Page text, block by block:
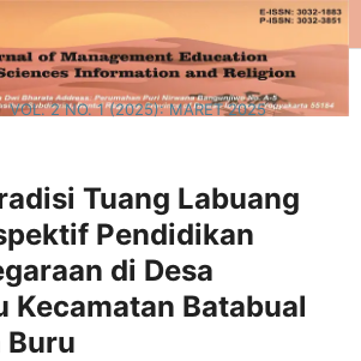
VOL. 2 NO. 1 (2025): MARET 2025 /
Tuang Labuang
Pendidikan
di Desa
Kecamatan Batabual
Buru